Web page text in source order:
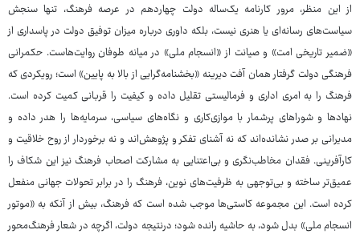
از این منظر، مرور کارنامه یک‌ساله دولت چهاردهم در عرصه فرهنگ، تنها سنجش
سیاست‌های رسانه‌ای یا هنری نیست، بلکه داوری درباره میزان توفیق دولت در پاسداری از
«ضمیر تاریخی امت» و صیانت از «انسجام ملی» در میانه طوفان روایت‌هاست. حکمرانی
فرهنگی دولت گرفتار همان آفت دیرینه «بخشنامه‌گرایی از بالا به پایین» است؛ رویکردی که
فرهنگ را به امری اداری و فرمالیستی تقلیل داده و کیفیت را قربانی کمیت کرده است.
نهادها و شوراهای پرشمار با موازی‌کاری و نگاه‌های سیاسی، سرمایه‌ها را هدر داده و
مدیرانی بر صدر نشانده‌اند که نه آشنای تفکر و پژوهش‌اند و نه برخوردار از روح خلاقیت و
کارآفرینی. فقدان مخاطب‌نگری و بی‌اعتنایی به مشارکت اصحاب فرهنگ نیز این شکاف را
عمیق‌تر ساخته و بی‌توجهی به ظرفیت‌های نوین، فرهنگ را در برابر تحولات جهانی منفعل
کرده است. این مجموعه کاستی‌ها موجب شده است که فرهنگ، بیش از آنکه به «موتور
انسجام ملی» بدل شود، به حاشیه رانده شود؛ درنتیجه دولت، اگرچه در شعار فرهنگ‌محور